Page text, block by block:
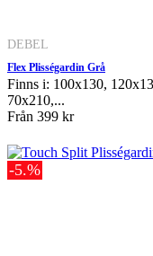
DEBEL
Flex Plisségardin Grå
Finns i: 100x130,
70x210,...
Från 399 kr
-5.%